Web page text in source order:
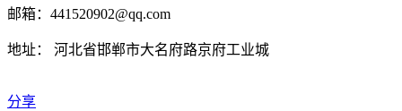
邮箱：441520902@qq.com
地址： 河北省邯郸市大名府路京府工业城
分享